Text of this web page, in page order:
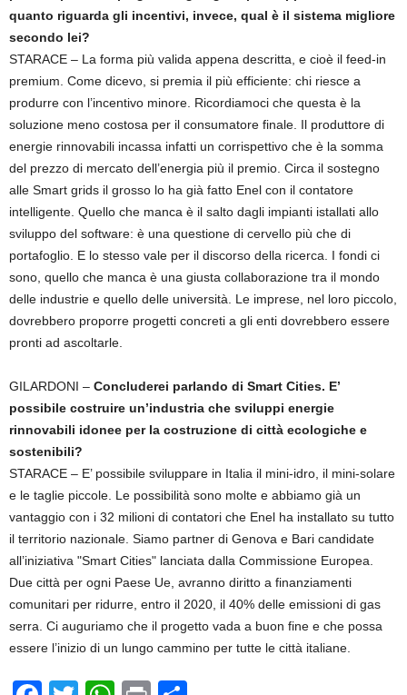
quanto riguarda gli incentivi, invece, qual è il sistema migliore
secondo lei?
STARACE – La forma più valida appena descritta, e cioè il feed-in
premium. Come dicevo, si premia il più efficiente: chi riesce a
produrre con l’incentivo minore. Ricordiamoci che questa è la
soluzione meno costosa per il consumatore finale. Il produttore di
energie rinnovabili incassa infatti un corrispettivo che è la somma
del prezzo di mercato dell’energia più il premio. Circa il sostegno
alle Smart grids il grosso lo ha già fatto Enel con il contatore
intelligente. Quello che manca è il salto dagli impianti istallati allo
sviluppo del software: è una questione di cervello più che di
portafoglio. E lo stesso vale per il discorso della ricerca. I fondi ci
sono, quello che manca è una giusta collaborazione tra il mondo
delle industrie e quello delle università. Le imprese, nel loro piccolo,
dovrebbero proporre progetti concreti a gli enti dovrebbero essere
pronti ad ascoltarle.
GILARDONI – Concluderei parlando di Smart Cities. E’
possibile costruire un’industria che sviluppi energie
rinnovabili idonee per la costruzione di città ecologiche e
sostenibili?
STARACE – E’ possibile sviluppare in Italia il mini-idro, il mini-solare
e le taglie piccole. Le possibilità sono molte e abbiamo già un
vantaggio con i 32 milioni di contatori che Enel ha installato su tutto
il territorio nazionale. Siamo partner di Genova e Bari candidate
all’iniziativa "Smart Cities" lanciata dalla Commissione Europea.
Due città per ogni Paese Ue, avranno diritto a finanziamenti
comunitari per ridurre, entro il 2020, il 40% delle emissioni di gas
serra. Ci auguriamo che il progetto vada a buon fine e che possa
essere l’inizio di un lungo cammino per tutte le città italiane.